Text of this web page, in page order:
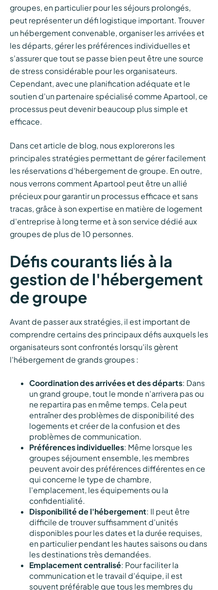
groupes, en particulier pour les séjours prolongés,
peut représenter un défi logistique important. Trouver
un hébergement convenable, organiser les arrivées et
les départs, gérer les préférences individuelles et
s'assurer que tout se passe bien peut être une source
de stress considérable pour les organisateurs.
Cependant, avec une planification adéquate et le
soutien d'un partenaire spécialisé comme Apartool, ce
processus peut devenir beaucoup plus simple et
efficace.
Dans cet article de blog, nous explorerons les
principales stratégies permettant de gérer facilement
les réservations d'hébergement de groupe. En outre,
nous verrons comment Apartool peut être un allié
précieux pour garantir un processus efficace et sans
tracas, grâce à son expertise en matière de logement
d'entreprise à long terme et à son service dédié aux
groupes de plus de 10 personnes.
Défis courants liés à la
gestion de l'hébergement
de groupe
Avant de passer aux stratégies, il est important de
comprendre certains des principaux défis auxquels les
organisateurs sont confrontés lorsqu'ils gèrent
l'hébergement de grands groupes :
Coordination des arrivées et des départs: Dans
un grand groupe, tout le monde n'arrivera pas ou
ne repartira pas en même temps. Cela peut
entraîner des problèmes de disponibilité des
logements et créer de la confusion et des
problèmes de communication.
Préférences individuelles: Même lorsque les
groupes séjournent ensemble, les membres
peuvent avoir des préférences différentes en ce
qui concerne le type de chambre,
l'emplacement, les équipements ou la
confidentialité.
Disponibilité de l'hébergement: Il peut être
difficile de trouver suffisamment d'unités
disponibles pour les dates et la durée requises,
en particulier pendant les hautes saisons ou dans
les destinations très demandées.
Emplacement centralisé: Pour faciliter la
communication et le travail d'équipe, il est
souvent préférable que tous les membres du